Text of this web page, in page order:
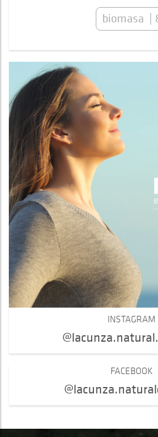
biomasa
FACEBOOK
INSTAGRAM